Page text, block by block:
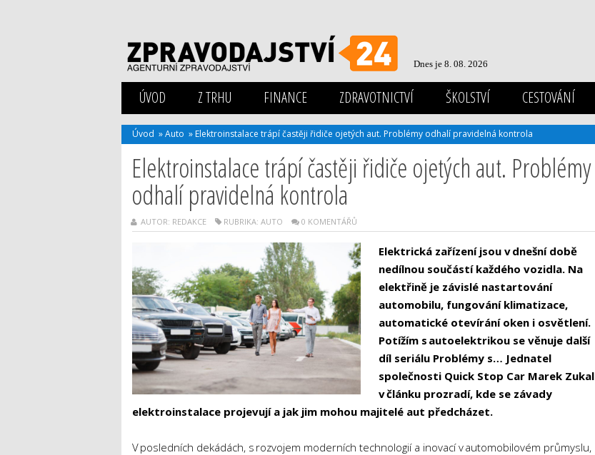
Dnes je 8. 08. 2026
ÚVOD Z TRHU FINANCE ZDRAVOTNICTVÍ ŠKOLSTVÍ CESTOVÁNÍ
Úvod »Auto » Elektroinstalace trápí častěji řidiče ojetých aut. Problémy odhalí pravidelná kontrola
Elektroinstalace trápí častěji řidiče ojetých aut. Problémy
odhalí pravidelná kontrola
AUTOR: REDAKCE RUBRIKA: AUTO 0 KOMENTÁŘŮ
Elektrická zařízení jsou v dnešní době
nedílnou součástí každého vozidla. Na
elektřině je závislé nastartování
automobilu, fungování klimatizace,
automatické otevírání oken i osvětlení.
Potížím s autoelektrikou se věnuje další
díl seriálu Problémy s… Jednatel
společnosti Quick Stop Car Marek Zukal
v článku prozradí, kde se závady
elektroinstalace projevují a jak jim mohou majitelé aut předcházet.
V posledních dekádách, s rozvojem moderních technologií a inovací v automobilovém průmyslu,